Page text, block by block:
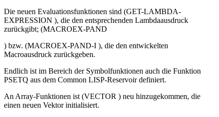
Die neuen Evaluationsfunktionen sind (GET-LAMBDA-
EXPRESSION ), die den entsprechenden Lambdaausdruck
zurückgibt; (MACROEX-PAND
) bzw. (MACROEX-PAND-I ), die den entwickelten
Macroausdruck zurückgeben.
Endlich ist im Bereich der Symbolfunktionen auch die Funktion
PSETQ aus dem Common LISP-Reservoir definiert.
An Array-Funktionen ist (VECTOR ) neu hinzugekommen, die
einen neuen Vektor initialisiert.